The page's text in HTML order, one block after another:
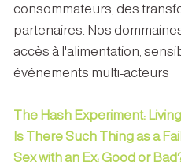
consommateurs, des
partenaires. Nos
accès à l'alimentation,
événements multi-acteurs
The Hash Experiment:
Is There Such Thing as a
Sex with an Ex: Good or